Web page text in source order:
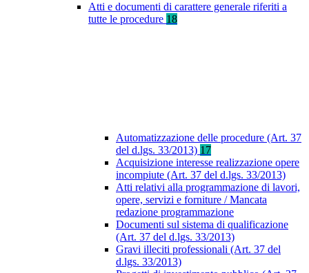
Atti e documenti di carattere generale riferiti a
tutte le procedure 18
Automatizzazione delle procedure (Art. 37
del d.lgs. 33/2013) 17
Acquisizione interesse realizzazione opere
incompiute (Art. 37 del d.lgs. 33/2013)
Atti relativi alla programmazione di lavori,
opere, servizi e forniture / Mancata
redazione programmazione
Documenti sul sistema di qualificazione
(Art. 37 del d.lgs. 33/2013)
Gravi illeciti professionali (Art. 37 del
d.lgs. 33/2013)